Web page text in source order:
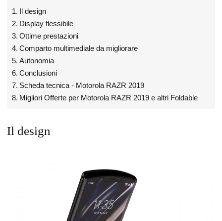
Il design
Display flessibile
Ottime prestazioni
Comparto multimediale da migliorare
Autonomia
Conclusioni
Scheda tecnica - Motorola RAZR 2019
Migliori Offerte per Motorola RAZR 2019 e altri Foldable
Il design